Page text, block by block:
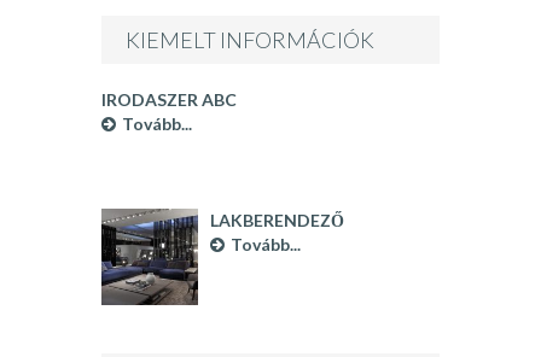
KIEMELT INFORMÁCIÓK
IRODASZER ABC
Tovább...
LAKBERENDEZŐ
BUDAPEST
Tovább...